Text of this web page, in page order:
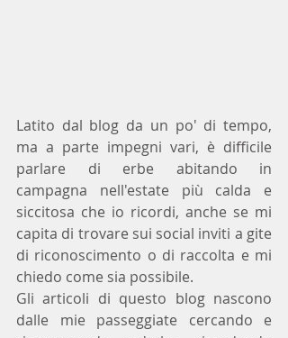
Latito dal blog da un po' di tempo,
ma a parte impegni vari, è difficile
parlare di erbe abitando in
campagna nell'estate più calda e
siccitosa che io ricordi, anche se mi
capita di trovare sui social inviti a gite
di riconoscimento o di raccolta e mi
chiedo come sia possibile.
Gli articoli di questo blog nascono
dalle mie passeggiate cercando e